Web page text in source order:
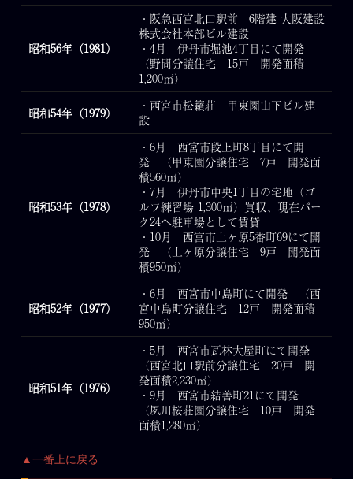
昭和56年（1981）
・阪急西宮北口駅前 6階建 大阪建設
株式会社本部ビル建設
・4月 伊丹市堀池4丁目にて開発
（野間分譲住宅 15戸 開発面積
1,200㎡）
昭和54年（1979）
・西宮市松籟荘 甲東園山下ビル建
設
昭和53年（1978）
・6月 西宮市段上町8丁目にて開
発 （甲東園分譲住宅 7戸 開発面
積560㎡）
・7月 伊丹市中央1丁目の宅地（ゴ
ルフ練習場 1,300㎡）買収、現在パー
ク24へ駐車場として賃貸
・10月 西宮市上ヶ原5番町69にて開
発 （上ヶ原分譲住宅 9戸 開発面
積950㎡）
昭和52年（1977）
・6月 西宮市中島町にて開発 （西
宮中島町分譲住宅 12戸 開発面積
950㎡）
昭和51年（1976）
・5月 西宮市瓦林大屋町にて開発
（西宮北口駅前分譲住宅 20戸 開
発面積2,230㎡）
・9月 西宮市結善町21にて開発
（夙川桜荘園分譲住宅 10戸 開発
面積1,280㎡）
▲一番上に戻る